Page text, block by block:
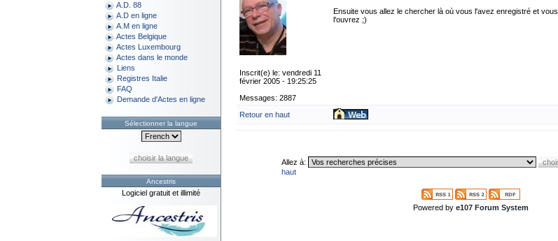
A.D. 88
A.D en ligne
A.M en ligne
Actes Belgique
Actes Luxembourg
Actes dans le monde
Liens
Registres Italie
FAQ
Demande d'Actes en ligne
Sélectionner la langue
choisir la langue
Ancestris
Logiciel gratuit et illimité
Inscrit(e) le: vendredi 11
février 2005 - 19:25:25
Messages: 2887
Ensuite vous allez le chercher là où vous l'avez enregistré et vous
l'ouvrez ;)
Retour en haut
Allez à:
haut
Powered by e107 Forum System